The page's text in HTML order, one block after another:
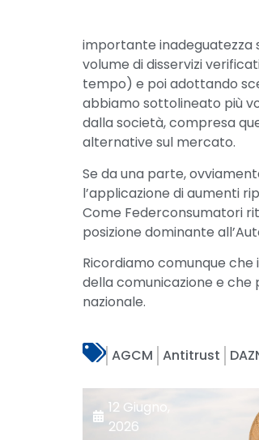
importante inadeguatezza
volume di disservizi
tempo) e poi adottando
abbiamo sottolineato più
dalla società, compresa
alternative sul mercato.
Se da una parte,
l’applicazione di aumenti
Come Federconsumatori
posizione dominante
Ricordiamo comunque
della comunicazione e che
nazionale.
AGCM Antitrust
12 Giugno,
2026